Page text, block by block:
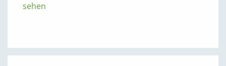
sehen